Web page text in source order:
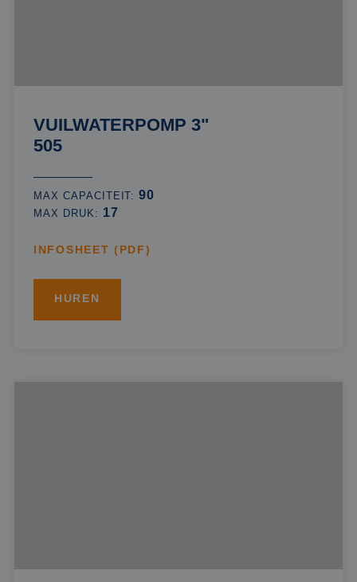
VUILWATERPOMP 3"
505
MAX CAPACITEIT:90
MAX DRUK: 17
INFOSHEET (PDF)
HUREN